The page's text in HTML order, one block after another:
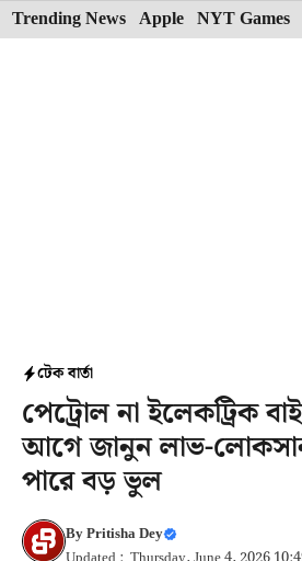
Skip
to
Trending News Apple NYT Games
টেক বার্তা
পেট্রোল না ইলেকট্রিক
আগে জানুন লাভ-
পারে বড় ভুল
ByPritisha Dey